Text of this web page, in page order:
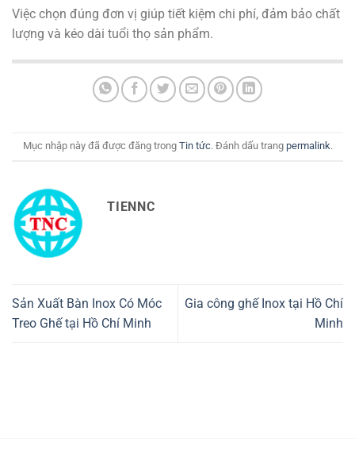
Việc chọn đúng đơn vị giúp tiết kiệm chi phí, đảm bảo chất
lượng và kéo dài tuổi thọ sản phẩm.
Mục nhập này đã được đăng trong Tin tức. Đánh dấu trang permalink.
TIENNC
Sản Xuất Bàn Inox Có Móc
Treo Ghế tại Hồ Chí Minh
Gia công ghế Inox tại Hồ Chí
Minh